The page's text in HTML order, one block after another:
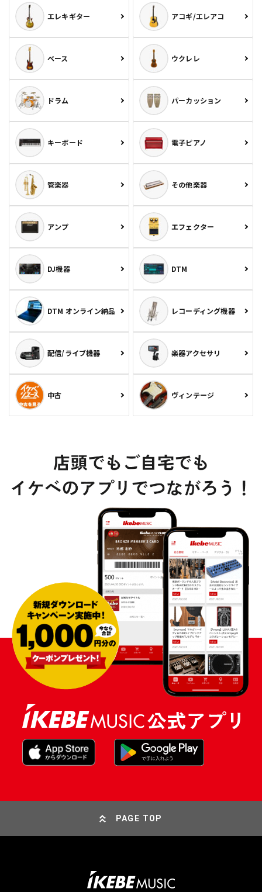
エレキギター アコギ/エレアコ
ベース ウクレレ
ドラム パーカッション
キーボード 電子ピアノ
管楽器 その他楽器
アンプ エフェクター
DJ機器 DTM
DTM オンライン納品 レコーディング機器
配信/ライブ機器 楽器アクセサリ
中古 ヴィンテージ
PAGE TOP